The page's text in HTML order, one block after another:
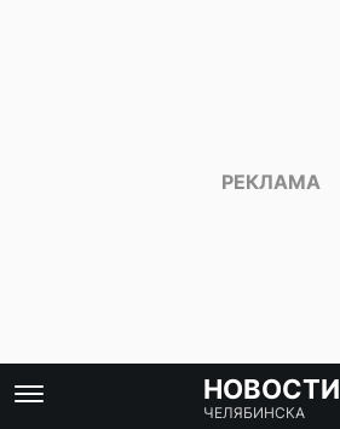
НОВОСТИ
ЧЕЛЯБИНСКА